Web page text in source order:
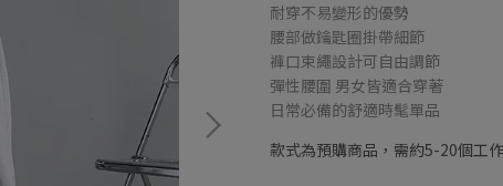
耐穿不易變形的優勢
腰部做鑰匙圈掛帶細節
褲口束繩設計可自由調節
彈性腰圍 男女皆適合穿著
日常必備的舒適時髦單品
款式為預購商品，需約5-20個工